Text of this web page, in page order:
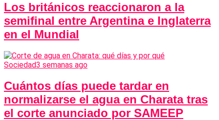
Los británicos reaccionaron a la
semifinal entre Argentina e Inglaterra
en el Mundial
Sociedad3 semanas ago
Cuántos días puede tardar en
normalizarse el agua en Charata tras
el corte anunciado por SAMEEP